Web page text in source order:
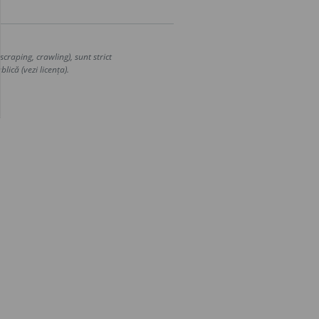
crawling), sunt strict
(vezi licența).